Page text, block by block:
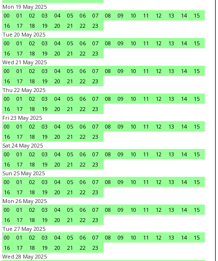
Mon 19 May 2025
00
01 02 03 04 05 06 07 08 09 10 11 12 13 14
15
16
17 18 19 20 21 22
23
Tue 20 May 2025
00
01 02 03 04 05 06 07 08 09 10 11 12 13 14
15
16
17 18 19 20 21 22
23
Wed 21 May 2025
00
01 02 03 04 05 06 07 08 09 10 11 12 13 14
15
16
17 18 19 20 21 22
23
Thu 22 May 2025
00
01 02 03 04 05 06 07 08 09 10 11 12 13 14
15
16
17 18 19 20 21 22
23
Fri 23 May 2025
00
01 02 03 04 05 06 07 08 09 10 11 12 13 14
15
16
17 18 19 20 21 22
23
Sat 24 May 2025
00
01 02 03 04 05 06 07 08 09 10 11 12 13 14
15
16
17 18 19 20 21 22
23
Sun 25 May 2025
00
01 02 03 04 05 06 07 08 09 10 11 12 13 14
15
16
17 18 19 20 21 22
23
Mon 26 May 2025
00
01 02 03 04 05 06 07 08 09 10 11 12 13 14
15
16
17 18 19 20 21 22
23
Tue 27 May 2025
00
01 02 03 04 05 06 07 08 09 10 11 12 13 14
15
16
17 18 19 20 21 22
23
Wed 28 May 2025